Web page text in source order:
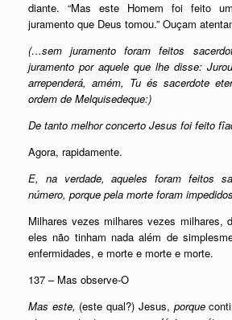
diante. “Mas este Homem foi feito
juramento que Deus tomou.” Ouçam
(…sem juramento foram feitos
juramento por aquele que lhe disse:
arrependerá, amém, Tu és sacerdote
ordem de Melquisedeque:)
De tanto melhor concerto Jesus foi feito
Agora, rapidamente.
E, na verdade, aqueles foram feitos
número, porque pela morte foram
Milhares vezes milhares vezes milhares,
eles não tinham nada além de
enfermidades, e morte e morte e morte.
137 – Mas observe-O
Mas este, (este qual?) Jesus, porque